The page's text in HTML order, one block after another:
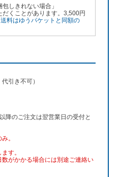
しきれない場合」
だくことがあります。3,500円
送料はゆうパケットと同額の
引き不可）
降のご注文は翌営業日の受付と
。
す。
がかかる場合には別途ご連絡い